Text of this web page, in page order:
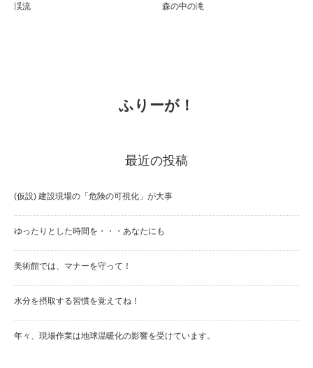
渓流 森の中の滝
ふりーが！
最近の投稿
(仮設) 建設現場の「危険の可視化」が大事
ゆったりとした時間を・・・あなたにも
美術館では、マナーを守って！
水分を摂取する習慣を覚えてね！
年々、現場作業は地球温暖化の影響を受けています。